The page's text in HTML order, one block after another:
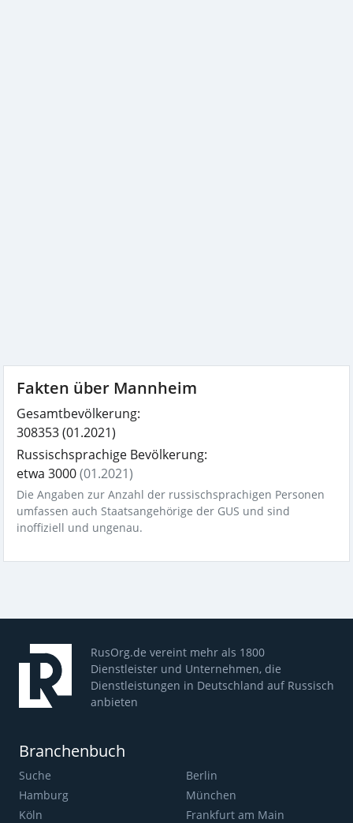
Fakten über Mannheim
Gesamtbevölkerung:
308353(01.2021)
Russischsprachige Bevölkerung:
etwa 3000(01.2021)
Die Angaben zur Anzahl der russischsprachigen Personen
umfassen auch Staatsangehörige der GUS und sind
inoffiziell und ungenau.
RusOrg.de vereint mehr als 1800
Dienstleister und Unternehmen, die
Dienstleistungen in Deutschland auf Russisch
anbieten
Branchenbuch
Suche
Berlin
Hamburg
München
Köln
Frankfurt am Main